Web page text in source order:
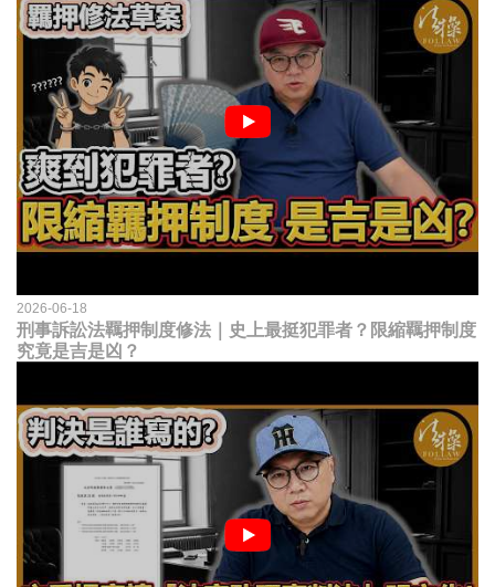
2026-06-18
刑事訴訟法羈押制度修法｜史上最挺犯罪者？限縮羈押制度
究竟是吉是凶？